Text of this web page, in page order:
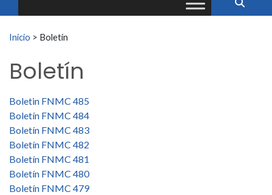
Buscar:
Inicio > Boletín
Boletín
Boletin FNMC 485
Boletín FNMC 484
Boletín FNMC 483
Boletín FNMC 482
Boletín FNMC 481
Boletín FNMC 480
Boletín FNMC 479